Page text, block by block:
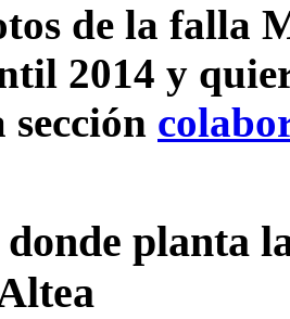
de la falla
2014 y
planta